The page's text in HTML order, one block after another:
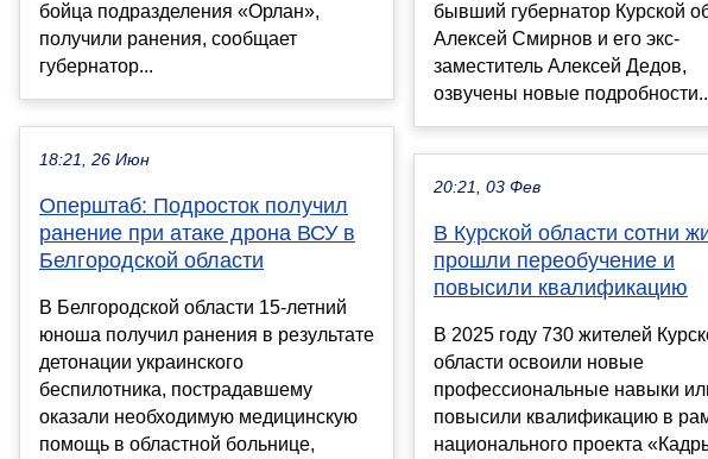
бойца подразделения «Орлан»,
получили ранения, сообщает
губернатор...
18:21, 26 Июн
Оперштаб: Подросток получил
ранение при атаке дрона ВСУ в
Белгородской области
В Белгородской области 15-летний
юноша получил ранения в результате
детонации украинского
беспилотника, пострадавшему
оказали необходимую медицинскую
помощь в областной больнице,
бывший губернатор Курской
Алексей Смирнов и его экс-
заместитель Алексей Дедов,
озвучены новые
20:21, 03 Фев
В Курской области сотни
прошли переобучение и
повысили квалификацию
В 2025 году 730 жителей
области освоили новые
профессиональные навыки
повысили квалификацию в
национального проекта